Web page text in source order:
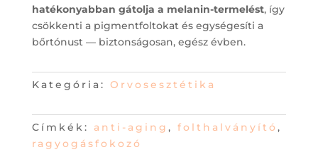
hatékonyabban gátolja a melanin-termelést, így
csökkenti a pigmentfoltokat és egységesíti a
bőrtónust — biztonságosan, egész évben.
Kategória: Orvosesztétika
Címkék: anti-aging , folthalványító,
ragyogásfokozó